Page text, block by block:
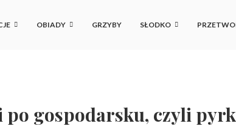
OBIADY GRZYBY SŁODKO
gospodarsku, czyli